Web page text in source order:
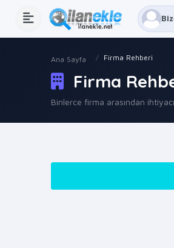
Ana Sayfa Firma Rehberi
Firma
Binlerce firma arasından